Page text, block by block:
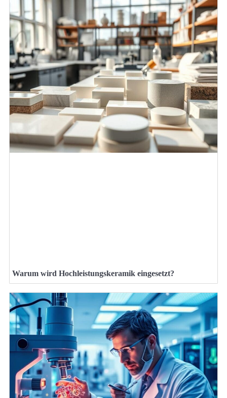
Warum wird Hochleistungskeramik eingesetzt?